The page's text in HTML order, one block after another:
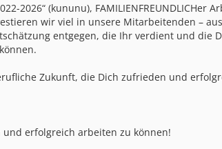
2026“ (kununu), FAMILIENFREUNDLICHer
wir viel in unsere Mitarbeitenden –
entgegen, die Ihr verdient und die
Zukunft, die Dich zufrieden und
erfolgreich arbeiten zu können!